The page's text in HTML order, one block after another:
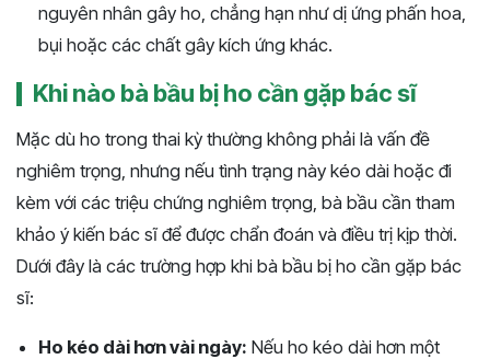
nguyên nhân gây ho, chẳng hạn như dị ứng phấn hoa,
bụi hoặc các chất gây kích ứng khác.
Khi nào bà bầu bị ho cần gặp bác sĩ
Mặc dù ho trong thai kỳ thường không phải là vấn đề
nghiêm trọng, nhưng nếu tình trạng này kéo dài hoặc đi
kèm với các triệu chứng nghiêm trọng, bà bầu cần tham
khảo ý kiến bác sĩ để được chẩn đoán và điều trị kịp thời.
Dưới đây là các trường hợp khi bà bầu bị ho cần gặp bác
sĩ:
Ho kéo dài hơn vài ngày: Nếu ho kéo dài hơn một